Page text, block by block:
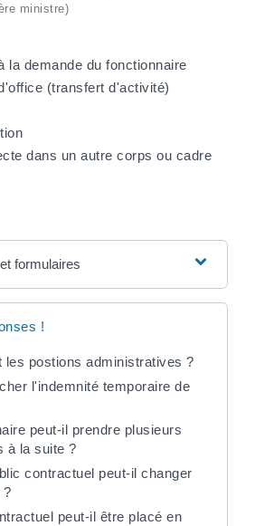
ministre)
la demande du fonctionnaire
(transfert d'activité)
dans un autre corps ou cadre
formulaires
!
les postions administratives ?
l'indemnité temporaire de
peut-il prendre plusieurs
à la suite ?
contractuel peut-il changer
?
peut-il être placé en